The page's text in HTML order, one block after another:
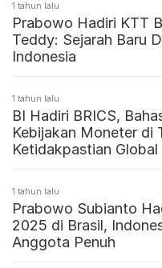
1 tahun lalu
Prabowo Hadiri KTT
Teddy: Sejarah Baru
Indonesia
1 tahun lalu
BI Hadiri BRICS,
Kebijakan Moneter di
Ketidakpastian Global
1 tahun lalu
Prabowo Subianto
2025 di Brasil,
Anggota Penuh